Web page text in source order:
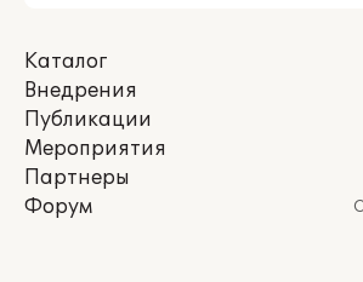
Каталог
Внедрения
Публикации
Мероприятия
Партнеры
Форум